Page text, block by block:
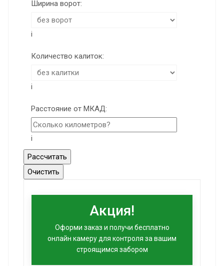
Ширина ворот:
i
Количество калиток:
i
Расстояние от МКАД:
i
Акция!
Оформи заказ и получи бесплатно
онлайн камеру для контроля за вашим
строящимся забором